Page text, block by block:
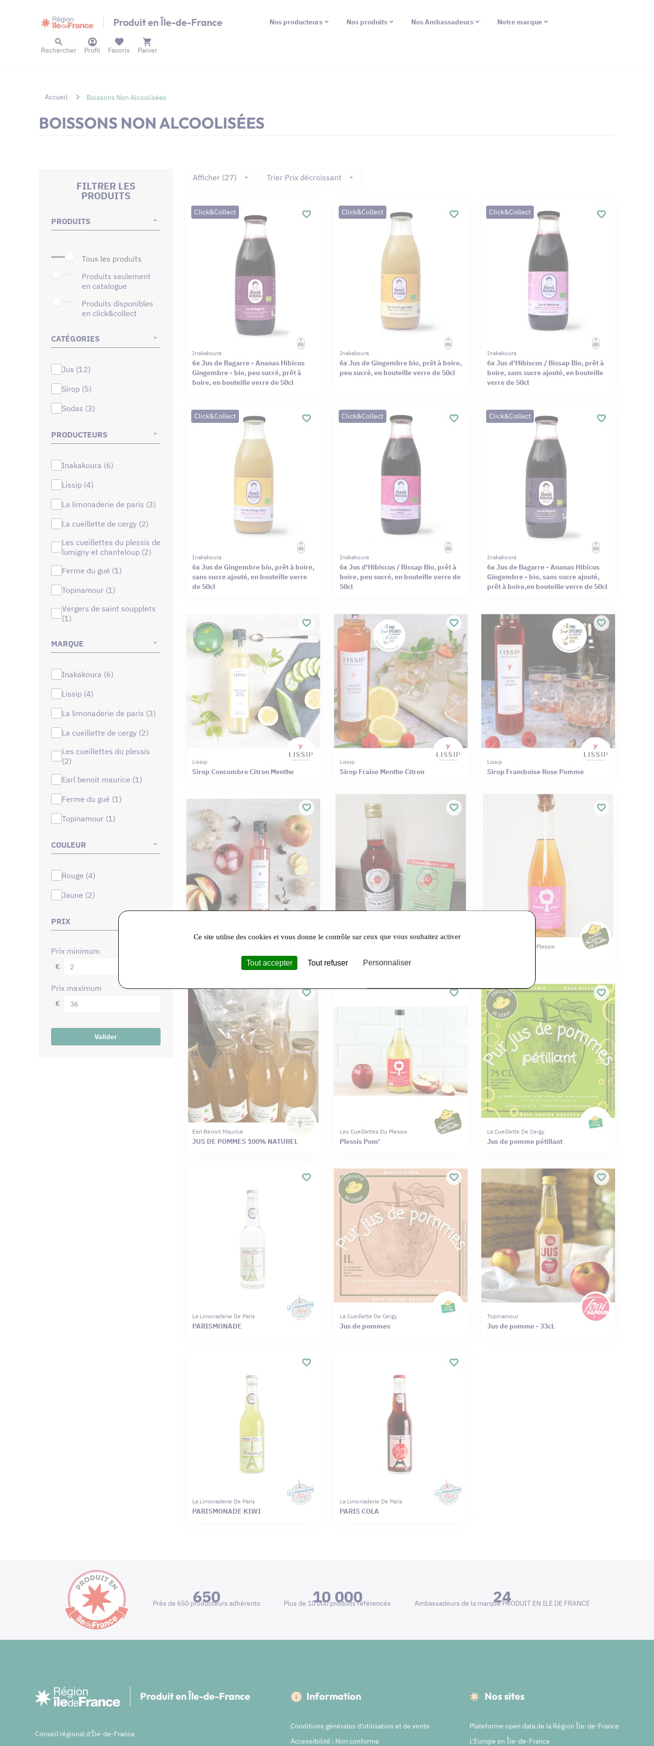
Produit en Île-de-France Nos producteurs Nos produits Nos Ambassadeurs Notre marque
Rechercher Profil Panier
Favoris
Accueil Boissons Non Alcoolisées
BOISSONS NON ALCOOLISÉES
FILTRER LES
PRODUITS
PRODUITS
tous les produits
produits seulement
en catalogue
produits disponibles
en click&collect
CATÉGORIES
jus (12)
sirop (5)
sodas (3)
PRODUCTEURS
inakakoura (6)
lissip (4)
la limonaderie de paris (3)
la cueillette de cergy (2)
les cueillettes du plessis de
lumigny et chanteloup (2)
ferme du gué (1)
topinamour (1)
vergers de saint soupplets
(1)
MARQUE
inakakoura (6)
lissip (4)
la limonaderie de paris (3)
la cueillette de cergy (2)
les cueillettes du plessis
(2)
earl benoit maurice (1)
ferme du gué (1)
topinamour (1)
COULEUR
rouge (4)
jaune (2)
PRIX
prix minimum
€
prix maximum
€
Valider
Afficher (27) Trier Prix décroissant
Click&Collect
Inakakoura
6x Jus de Bagarre - Ananas Hibicus
Gingembre - bio, peu sucré, prêt à
boire, en bouteille verre de 50cl
Click&Collect
Inakakoura
6x Jus de Gingembre bio, prêt à boire,
peu sucré, en bouteille verre de 50cl
Click&Collect
Inakakoura
6x Jus d'Hibiscus / Bissap Bio, prêt à
boire, sans sucre ajouté, en bouteille
verre de 50cl
Click&Collect
Inakakoura
6x Jus de Gingembre bio, prêt à boire,
sans sucre ajouté, en bouteille verre
de 50cl
Click&Collect
Inakakoura
6x Jus d'Hibiscus / Bissap Bio, prêt à
boire, peu sucré, en bouteille verre de
50cl
Click&Collect
Inakakoura
6x Jus de Bagarre - Ananas Hibicus
Gingembre - bio, sans sucre ajouté,
prêt à boire,en bouteille verre de 50cl
Lissip
Sirop Concombre Citron Menthe
Lissip
Sirop Fraise Menthe Citron
Lissip
Sirop Framboise Rose Pomme
Sirop Gingembre Pomme Hibiscus
Les Cueillettes Du Plessis
Earl Benoit Maurice
JUS DE POMMES 100% NATUREL
Les Cueillettes Du Plessis
Plessis Pom'
La Cueillette De Cergy
Jus de pomme pétillant
La Limonaderie De Paris
PARISMONADE
La Cueillette De Cergy
Jus de pommes
Topinamour
Jus de pomme - 33cL
La Limonaderie De Paris
PARISMONADE KIWI
La Limonaderie De Paris
PARIS COLA
650
Près de 650 producteurs adhérents 10 000
Plus de 10 000 produits référencés 24
Ambassadeurs de la marque PRODUIT EN ILE DE FRANCE
Produit en Île-de-France
Conseil régional d'Île-de-France
Information
Conditions générales d'utilisation et de vente
Accessibilité : Non conforme
Nos sites
Plateforme open data de la Région Île-de-France
L'Europe en Île-de-France
Ce site utilise des cookies et vous donne le contrôle sur ceux que vous souhaitez activer
Tout accepter Tout refuser Personnaliser